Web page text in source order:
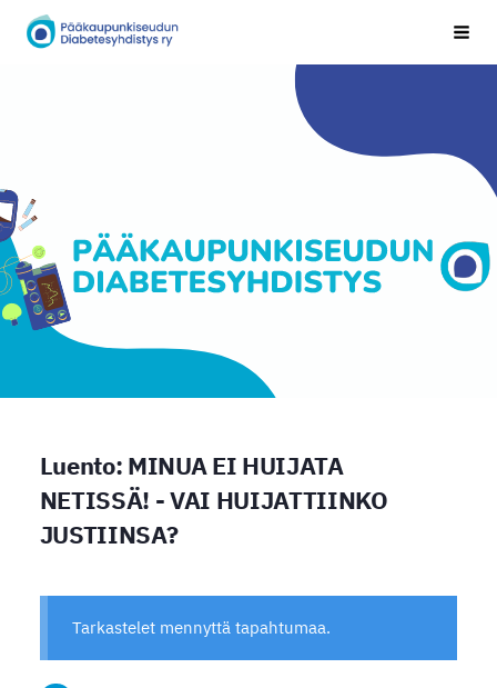
Siirry
sivun
Pääkaupunkiseudun Diabetesyhdistys
Luento: MINUA EI HUIJATA
NETISSÄ! - VAI HUIJATTIINKO
JUSTIINSA?
Tarkastelet mennyttä tapahtumaa.